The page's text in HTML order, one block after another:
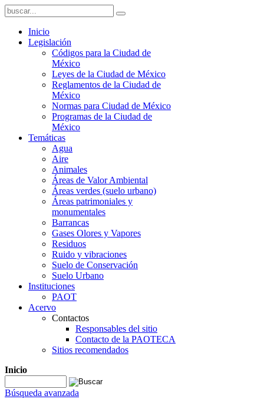
Inicio
Legislación
Códigos para la Ciudad de
México
Leyes de la Ciudad de México
Reglamentos de la Ciudad de
México
Normas para Ciudad de México
Programas de la Ciudad de
México
Temáticas
Agua
Aire
Animales
Áreas de Valor Ambiental
Áreas verdes (suelo urbano)
Áreas patrimoniales y
monumentales
Barrancas
Gases Olores y Vapores
Residuos
Ruido y vibraciones
Suelo de Conservación
Suelo Urbano
Instituciones
PAOT
Acervo
Contactos
Responsables del sitio
Contacto de la PAOTECA
Sitios recomendados
Inicio
Búsqueda avanzada